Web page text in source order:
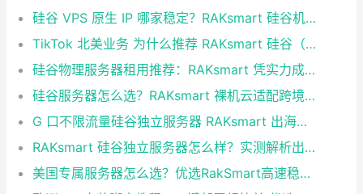
硅谷 VPS 原生 IP 哪家稳定？RAKsmart 硅谷机房深度评测
TikTok 北美业务 为什么推荐 RAKsmart 硅谷（圣何塞）原生 IP 服务器
硅谷物理服务器租用推荐：RAKsmart 凭实力成为跨境业务首选
硅谷服务器怎么选？RAKsmart 裸机云适配跨境电商 手游后台
G 口不限流量硅谷独立服务器 RAKsmart 出海业务实测
RAKsmart 硅谷独立服务器怎么样？实测解析出海业务选型参考
美国专属服务器怎么选？优选RakSmart高速稳定独立服务器